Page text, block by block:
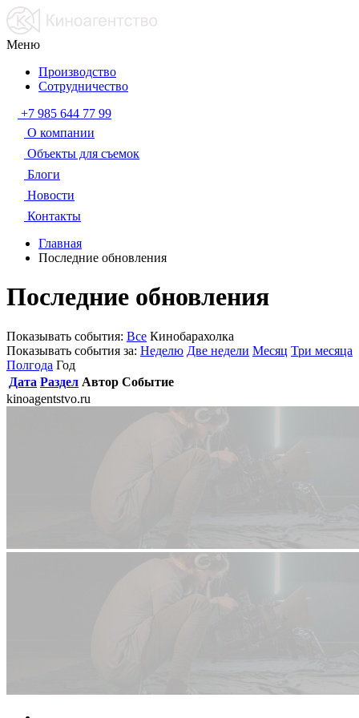
Меню
Производство
Сотрудничество
+7 985 644 77 99
О компании
Объекты для съемок
Блоги
Новости
Контакты
Главная
Последние обновления
Последние обновления
Показывать события: Все Кинобарахолка
Показывать события за: Неделю Две недели Месяц Три месяца
Полгода Год
Дата Раздел Автор Событие
kinoagentstvo.ru